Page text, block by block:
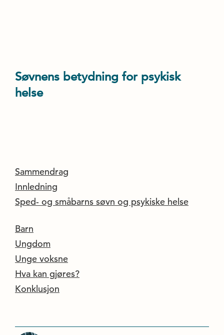
Søvnens betydning for psykisk
helse
Sammendrag
Innledning
Sped- og småbarns søvn og psykiske helse
Barn
Ungdom
Unge voksne
Hva kan gjøres?
Konklusjon